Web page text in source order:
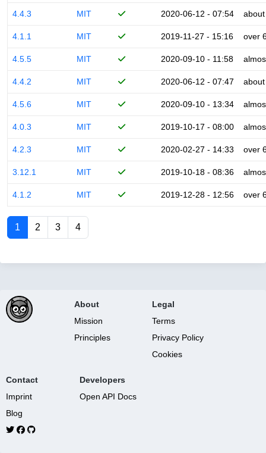
4.4.3 MIT 2020-06-12 - 07:54
4.1.1 MIT 2019-11-27 - 15:16 over
4.5.5 MIT 2020-09-10 - 11:58
4.4.2 MIT 2020-06-12 - 07:47
4.5.6 MIT 2020-09-10 - 13:34
4.0.3 MIT 2019-10-17 - 08:00
4.2.3 MIT 2020-02-27 - 14:33 over
3.12.1 MIT 2019-10-18 - 08:36
4.1.2 MIT 2019-12-28 - 12:56 over
1 2 3 4
About
Mission
Principles
Legal
Terms
Privacy Policy
Cookies
Contact
Imprint
Blog
Developers
Open API Docs